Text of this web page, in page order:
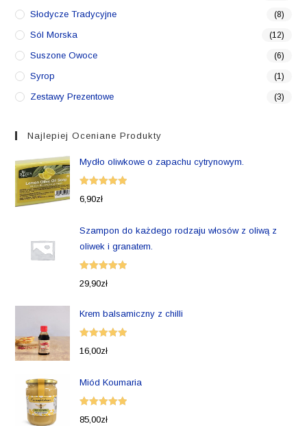
Słodycze Tradycyjne (8)
Sól Morska (12)
Suszone Owoce (6)
Syrop (1)
Zestawy Prezentowe (3)
Najlepiej Oceniane Produkty
Mydło oliwkowe o zapachu cytrynowym.
Oceniono
6,90zł
Szampon do każdego rodzaju włosów z oliwą z
oliwek i granatem.
Oceniono
29,90zł
Krem balsamiczny z chilli
Oceniono
16,00zł
Miód Koumaria
Oceniono
85,00zł